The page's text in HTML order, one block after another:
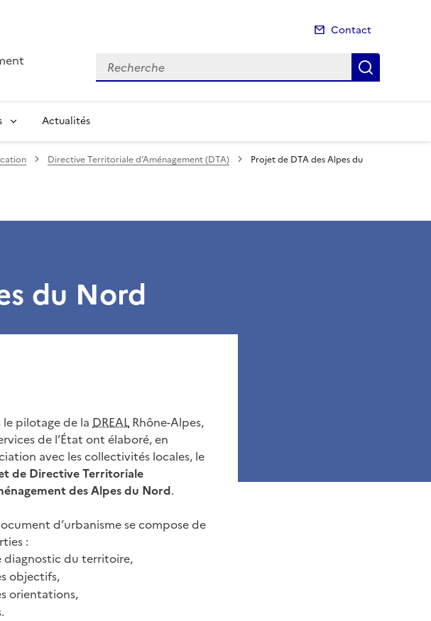
Contact
Recherche
Actualités
Directive Territoriale d’Aménagement (DTA)
Projet de DTA des Alpes du
du Nord
le pilotage de la DREAL Rhône-Alpes,
de l’État ont élaboré, en
avec les collectivités locales, le
de Directive Territoriale
des Alpes du Nord.
d’urbanisme se compose de
:
du territoire,
objectifs,
orientations,